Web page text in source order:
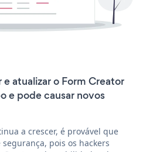
atualizar o Form Creator
e pode causar novos
a crescer, é provável que
pois os hackers